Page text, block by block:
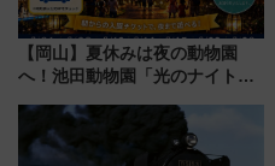
【岡山】夏休みは夜の動物園
へ！池田動物園「光のナイトズ